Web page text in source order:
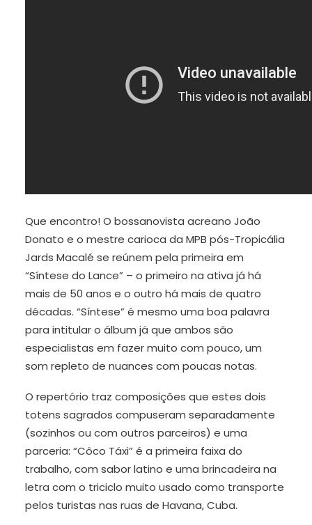
Que encontro! O bossanovista acreano João
Donato e o mestre carioca da MPB pós-Tropicália
Jards Macalé se reúnem pela primeira em
“Síntese do Lance” – o primeiro na ativa já há
mais de 50 anos e o outro há mais de quatro
décadas. “Síntese” é mesmo uma boa palavra
para intitular o álbum já que ambos são
especialistas em fazer muito com pouco, um
som repleto de nuances com poucas notas.
O repertório traz composições que estes dois
totens sagrados compuseram separadamente
(sozinhos ou com outros parceiros) e uma
parceria: “Côco Táxi” é a primeira faixa do
trabalho, com sabor latino e uma brincadeira na
letra com o triciclo muito usado como transporte
pelos turistas nas ruas de Havana, Cuba.